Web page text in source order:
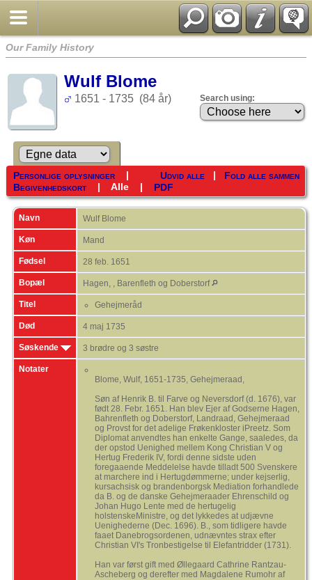
Our Family History
Wulf Blome
1651 - 1735 (84 år) Search using:
Udvid alle | Fold alle sammen
Personlige oplysninger|
Begivenhedskort| Alle| PDF
Navn Wulf Blome
Køn Mand
Fødsel 28 feb. 1651
Bopæl Hagen, , Barenfleth og Doberstorf
Titel Gehejmeråd
Død 4 maj 1735
Søskende 3 brødre og 3 søstre
Notater
Blome, Wulf, 1651-1735, Gehejmeraad,
Søn af Henrik B. til Farve og Neversdorf (d. 1676), var
født 28. Febr. 1651. Han blev Ejer af Godserne Hagen,
Bahrenfleth og Doberstorf, Landraad, Gehejmeraad
og Provst for det adelige Frøkenkloster iPreetz. Som
Diplomat anvendtes han enkelte Gange, saaledes, da
der opstod Uenighed mellem Kong Christian V og
Hertug Frederik IV, fordi denne sidste uden
foregaaende Meddelelse havde tilladt 500 Svenskere
at marchere ind i Hertugdømmerne; under kejserlig,
kursachsisk og brandenborgsk Mediation forhandlede
da B. og de danske Gehejmeraader Ehrenschild og
Johan Hugo Lente med de hertugelig
holstenskeMinistre, og det lykkedes at udjævne
Uenighederne (Dec. 1696). B., som tidligere havde
faaet Danebrogsordenen, udnævntes strax efter
Christian VI's Tronbestigelse til Elefantridder (1731).
Han var først gift med Øllegaard Cathrine Rantzau-
Ascheberg og derefter med Magdalene Rumohr af